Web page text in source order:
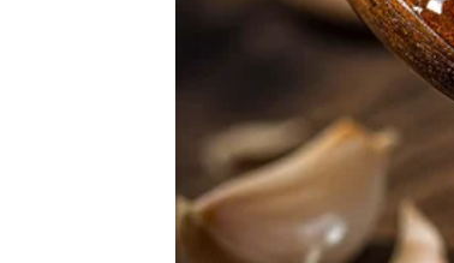
RAK
Rakovi su među najvećim
Poslije mnogo tuge dolazi
Sreća vam dolazi kada